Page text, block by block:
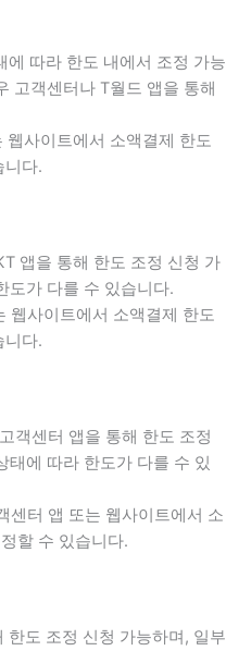
에 따라 한도 내에서 조정 가능
고객센터나 T월드 앱을 통해
웹사이트에서 소액결제 한도
니다.
앱을 통해 한도 조정 신청 가
도가 다를 수 있습니다.
웹사이트에서 소액결제 한도
니다.
객센터 앱을 통해 한도 조정
태에 따라 한도가 다를 수 있
센터 앱 또는 웹사이트에서 소
할 수 있습니다.
한도 조정 신청 가능하며, 일부